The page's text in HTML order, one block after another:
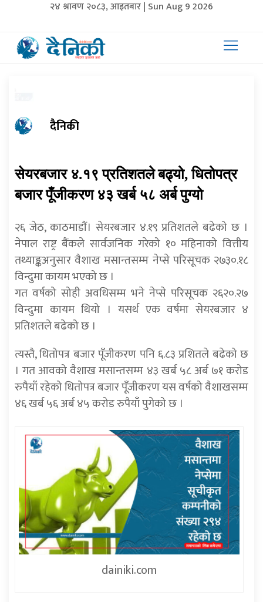
२४ श्रावण २०८३, आइतबार | Sun Aug 9 2026
दैनिकी
सेयरबजार ४.१९ प्रतिशतले बढ्यो, धितोपत्र
बजार पूँजीकरण ४३ खर्ब ५८ अर्ब पुग्यो
२६ जेठ, काठमाडाैं। सेयरबजार ४.१९ प्रतिशतले बढेको छ ।
नेपाल राष्ट्र बैंकले सार्वजनिक गरेको १० महिनाको वित्तीय
तथ्याङ्कअनुसार वैशाख मसान्तसम्म नेप्से परिसूचक २७३०.१८
विन्दुमा कायम भएको छ ।
गत वर्षको सोही अवधिसम्म भने नेप्से परिसूचक २६२०.२७
विन्दुमा कायम थियो । यसर्थ एक वर्षमा सेयरबजार ४
प्रतिशतले बढेको छ ।
त्यस्तै, धितोपत्र बजार पूँजीकरण पनि ६.८३ प्रशितले बढेको छ
। गत आवको वैशाख मसान्तसम्म ४३ खर्ब ५८ अर्ब ७१ करोड
रुपैयाँ रहेको धितोपत्र बजार पूँजीकरण यस वर्षको वैशाखसम्म
४६ खर्ब ५६ अर्ब ४५ करोड रुपैयाँ पुगेको छ ।
dainiki.com